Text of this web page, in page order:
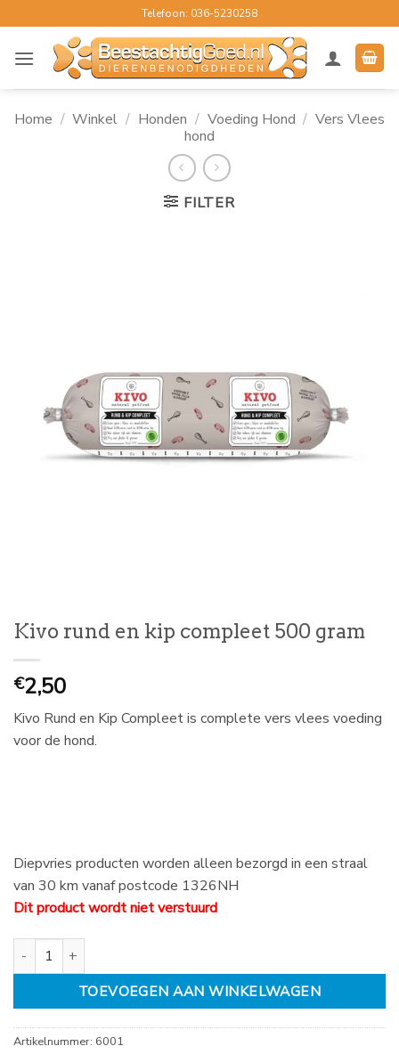
naar
inhoud
Telefoon: 036-5230258
Home / Winkel / Honden / Voeding Hond / Vers Vlees
hond
FILTER
Kivo rund en kip compleet 500 gram
€2,50
Kivo Rund en Kip Compleet is complete vers vlees voeding
voor de hond.
Diepvries producten worden alleen bezorgd in een straal
van 30 km vanaf postcode 1326NH
Dit product wordt niet verstuurd
Kivo rund en kip compleet 500 gram aantal
TOEVOEGEN AAN WINKELWAGEN
Artikelnummer: 6001